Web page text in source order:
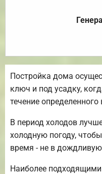
Постройка дома
ключ и под усадку,
течение определенного
В период холодов
холодную погоду,
время - не в
Наиболее